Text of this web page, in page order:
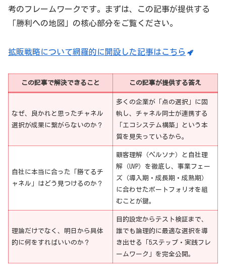
考のフレームワークです。まずは、この記事が提供する
「勝利への地図」の核心部分をご覧ください。
拡販戦略について網羅的に開設した記事はこちら
この記事で解決できること この記事が提供する答え
なぜ、良かれと思ったチャネル
選択が成果に繋がらないのか？
多くの企業が「点の選択」に固
執し、チャネル同士が連携する
「エコシステム構築」という本
質を見失っているから。
自社に本当に合った「勝てるチ
ャネル」はどう見つけるのか？
顧客理解（ペルソナ）と自社理
解（UVP）を徹底し、事業フェー
ズ（導入期・成長期・成熟期）
に合わせたポートフォリオを組
むことが鍵。
理論だけでなく、明日から具体
的に何をすればいいのか？
目的設定からテスト検証まで、
誰でも論理的に最適な選択を導
き出せる「5ステップ・実践フレ
ームワーク」を完全公開。